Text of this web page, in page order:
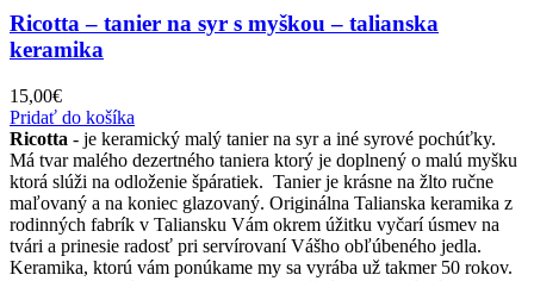
Ricotta – tanier na syr s myškou – talianska
keramika
15,00€
Pridať do košíka
Ricotta - je keramický malý tanier na syr a iné syrové pochúťky.
Má tvar malého dezertného taniera ktorý je doplnený o malú myšku
ktorá slúži na odloženie špáratiek. Tanier je krásne na žlto ručne
maľovaný a na koniec glazovaný. Originálna Talianska keramika z
rodinných fabrík v Taliansku Vám okrem úžitku vyčarí úsmev na
tvári a prinesie radosť pri servírovaní Vášho obľúbeného jedla.
Keramika, ktorú vám ponúkame my sa vyrába už takmer 50 rokov.